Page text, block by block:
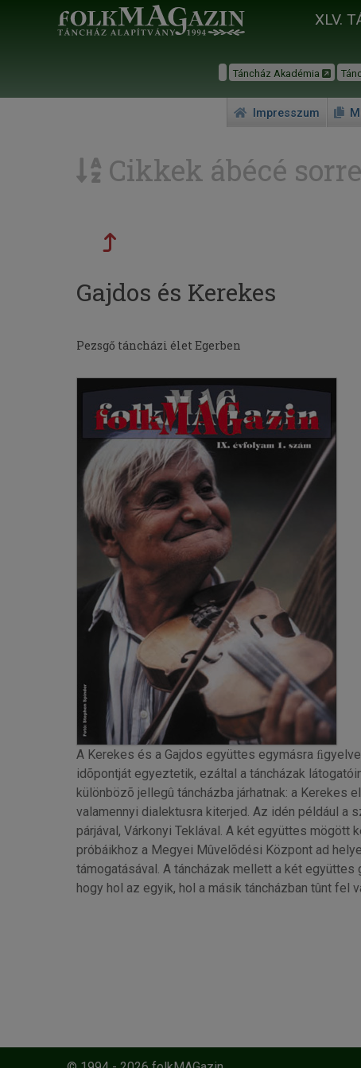
XLV.
Táncház Akadémia
Impresszum
Cikkek ábécé
Gajdos és Kerekes
Pezsgő táncházi élet Egerben
A Kerekes és a Gajdos együttes egymásra
idõpontját egyeztetik, ezáltal a táncházak
különbözõ jellegû táncházba járhatnak: a Kerekes
valamennyi dialektusra kiterjed. Az idén például a
párjával, Várkonyi Teklával. A két együttes
próbáikhoz a Megyei Mûvelõdési Központ ad
támogatásával. A táncházak mellett a két
hogy hol az egyik, hol a másik táncházban tûnt fel